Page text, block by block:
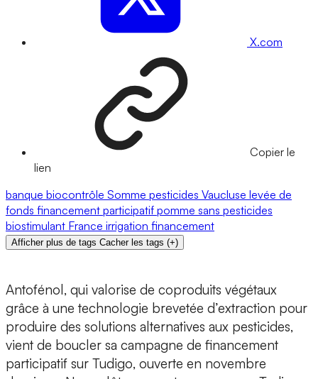
X.com
Copier le
lien
banque biocontrôle Somme pesticides Vaucluse levée de
fonds financement participatif pomme sans pesticides
biostimulant France irrigation financement
Afficher plus de tags Cacher les tags (+)
Antofénol, qui valorise de coproduits végétaux
grâce à une technologie brevetée d’extraction pour
produire des solutions alternatives aux pesticides,
vient de boucler sa campagne de financement
participatif sur Tudigo, ouverte en novembre